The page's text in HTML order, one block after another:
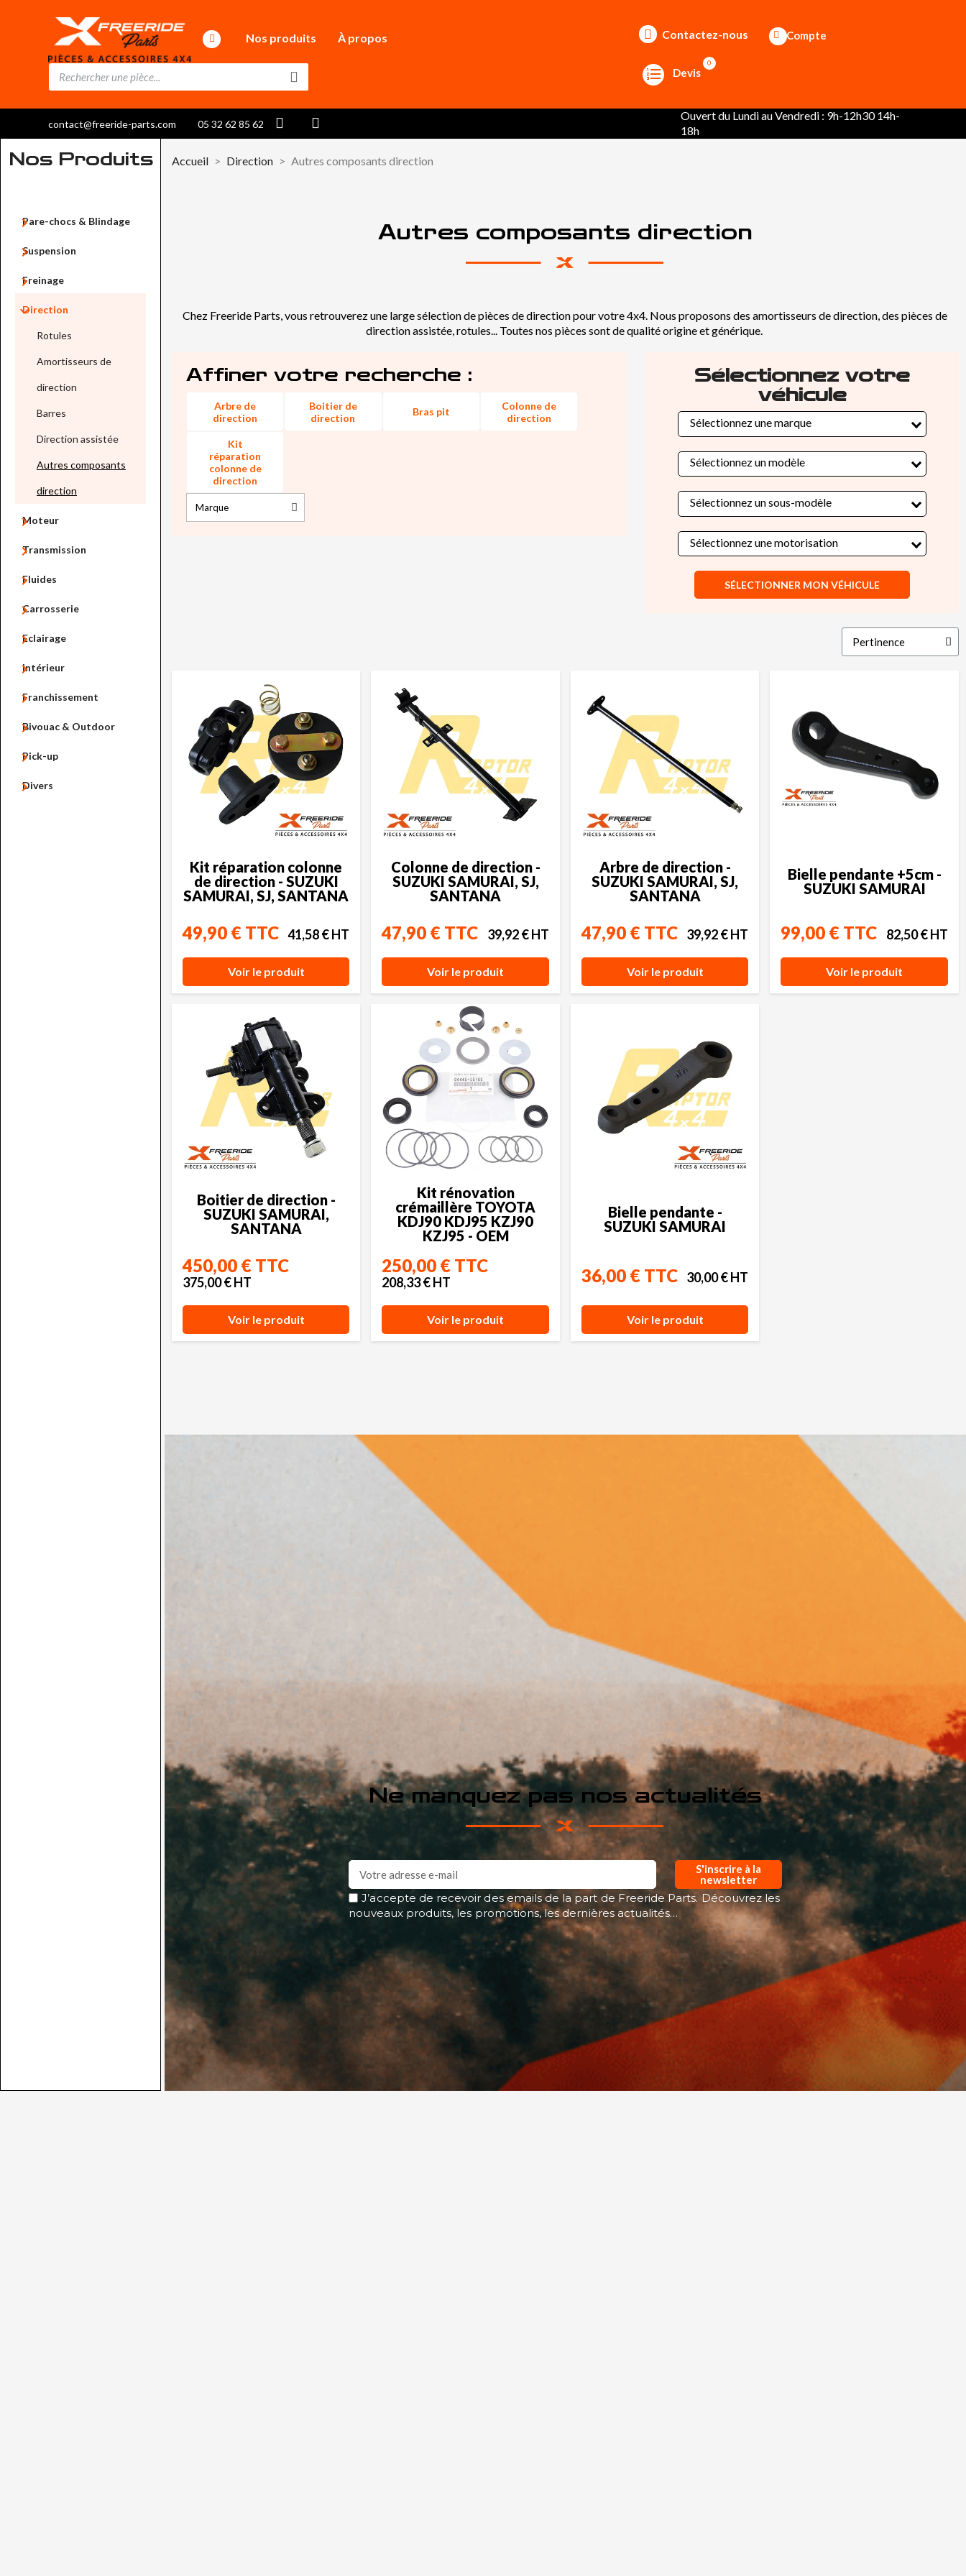
Nos produits À propos Contactez-nous Compte
Devis
0
contact@freeride-parts.com 05 32 62 85 62
Ouvert du Lundi au Vendredi : 9h-12h30 14h-
18h
Accueil Direction Autres composants direction
Nos Produits
Pare-chocs & Blindage

Suspension

Freinage

Direction

Rotules
Amortisseurs de
direction
Barres
Direction assistée
Autres composants
direction
Moteur

Transmission

Fluides

Carrosserie

Eclairage

Intérieur

Franchissement

Bivouac & Outdoor

Pick-up

Divers

Autres composants direction
Chez Freeride Parts, vous retrouverez une large sélection de pièces de direction pour votre 4x4. Nous proposons des amortisseurs de direction, des pièces de
direction assistée, rotules... Toutes nos pièces sont de qualité origine et générique.
Affiner votre recherche :
Arbre de
direction
Boitier de
direction
Bras pit
Colonne de
direction
Kit
réparation
colonne de
direction
Sélectionnez votre
véhicule
Sélectionnez une marque
Sélectionnez un modèle
Sélectionnez un sous-modèle
Sélectionnez une motorisation
SÉLECTIONNER MON VÉHICULE
Kit réparation colonne
de direction - SUZUKI
SAMURAI, SJ, SANTANA
49,90 € TTC 41,58 € HT
Voir le produit
Colonne de direction -
SUZUKI SAMURAI, SJ,
SANTANA
47,90 € TTC 39,92 € HT
Voir le produit
Arbre de direction -
SUZUKI SAMURAI, SJ,
SANTANA
47,90 € TTC 39,92 € HT
Voir le produit
Bielle pendante +5cm -
SUZUKI SAMURAI
99,00 € TTC 82,50 € HT
Voir le produit
Boitier de direction -
SUZUKI SAMURAI,
SANTANA
450,00 € TTC
375,00 € HT
Voir le produit
Kit rénovation
crémaillère TOYOTA
KDJ90 KDJ95 KZJ90
KZJ95 - OEM
250,00 € TTC
208,33 € HT
Voir le produit
Bielle pendante -
SUZUKI SAMURAI
36,00 € TTC 30,00 € HT
Voir le produit
Ne manquez pas nos actualités
S'inscrire à la
newsletter
J’accepte de recevoir des emails de la part de Freeride Parts. Découvrez les
nouveaux produits, les promotions, les dernières actualités…